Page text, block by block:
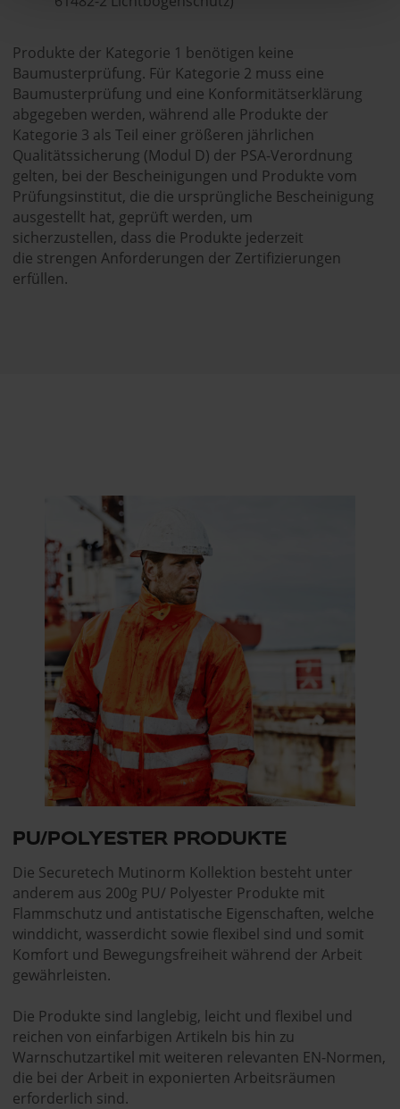
Produkte der Kategorie 1 benötigen keine
Baumusterprüfung. Für Kategorie 2 muss eine
Baumusterprüfung und eine Konformitätserklärung
abgegeben werden, während alle Produkte der
Kategorie 3 als Teil einer größeren jährlichen
Qualitätssicherung (Modul D) der PSA-Verordnung
gelten, bei der Bescheinigungen und Produkte vom
Prüfungsinstitut, die die ursprüngliche Bescheinigung
ausgestellt hat, geprüft werden, um
sicherzustellen, dass die Produkte jederzeit
die strengen Anforderungen der Zertifizierungen
erfüllen.
PU/POLYESTER PRODUKTE
Die Securetech Mutinorm Kollektion besteht unter
anderem aus 200g PU/ Polyester Produkte mit
Flammschutz und antistatische Eigenschaften, welche
winddicht, wasserdicht sowie flexibel sind und somit
Komfort und Bewegungsfreiheit während der Arbeit
gewährleisten.
Die Produkte sind langlebig, leicht und flexibel und
reichen von einfarbigen Artikeln bis hin zu
Warnschutzartikel mit weiteren relevanten EN-Normen,
die bei der Arbeit in exponierten Arbeitsräumen
erforderlich sind.